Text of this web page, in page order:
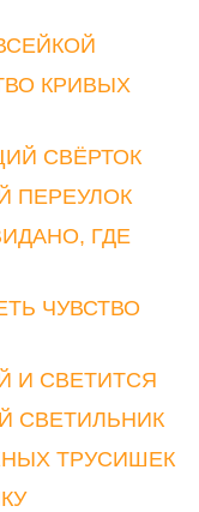
КРИВЫХ
СВЁРТОК
ПЕРЕУЛОК
ГДЕ
ЧУВСТВО
И СВЕТИТСЯ
СВЕТИЛЬНИК
ТРУСИШЕК